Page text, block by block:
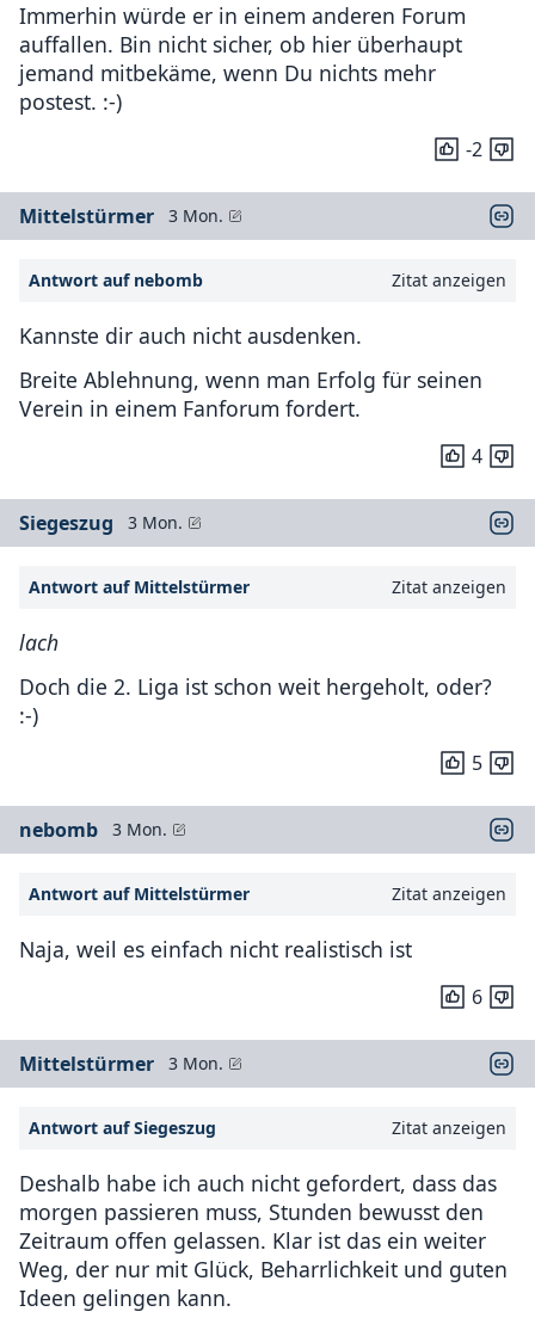
Immerhin würde er in einem anderen Forum
auffallen. Bin nicht sicher, ob hier überhaupt
jemand mitbekäme, wenn Du nichts mehr
postest. :-)
-2
Mittelstürmer 3 Mon.
Antwort auf nebomb Zitat anzeigen
Kannste dir auch nicht ausdenken.
Breite Ablehnung, wenn man Erfolg für seinen
Verein in einem Fanforum fordert.
4
Siegeszug 3 Mon.
Antwort auf Mittelstürmer Zitat anzeigen
lach
Doch die 2. Liga ist schon weit hergeholt, oder?
:-)
5
nebomb 3 Mon.
Antwort auf Mittelstürmer Zitat anzeigen
Naja, weil es einfach nicht realistisch ist
6
Mittelstürmer 3 Mon.
Antwort auf Siegeszug Zitat anzeigen
Deshalb habe ich auch nicht gefordert, dass das
morgen passieren muss, Stunden bewusst den
Zeitraum offen gelassen. Klar ist das ein weiter
Weg, der nur mit Glück, Beharrlichkeit und guten
Ideen gelingen kann.